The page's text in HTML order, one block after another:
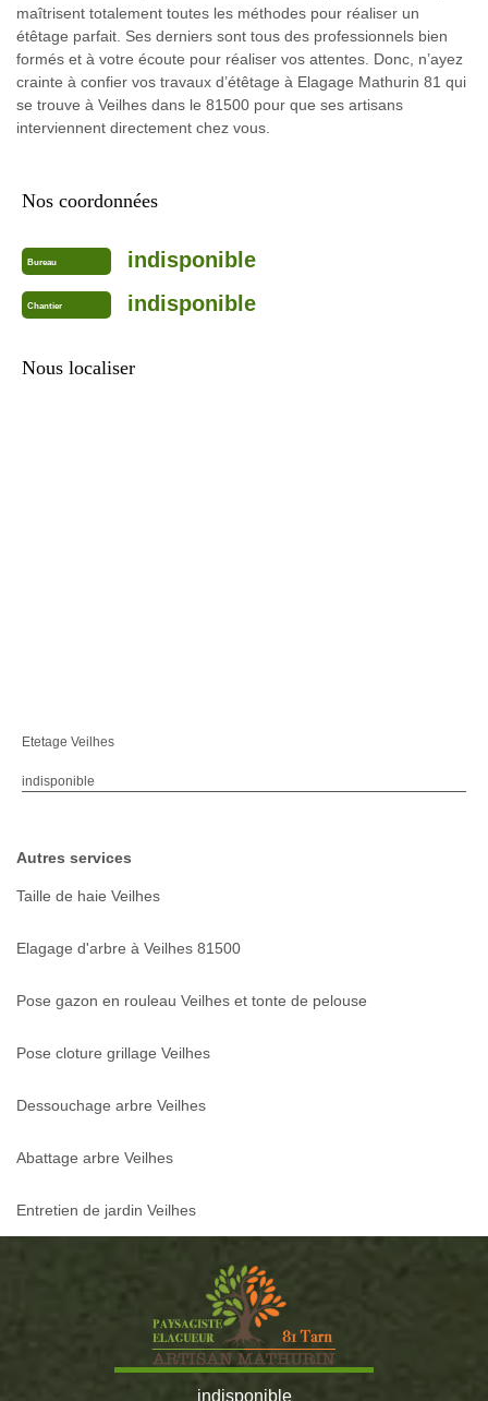
maîtrisent totalement toutes les méthodes pour réaliser un
étêtage parfait. Ses derniers sont tous des professionnels bien
formés et à votre écoute pour réaliser vos attentes. Donc, n’ayez
crainte à confier vos travaux d’étêtage à Elagage Mathurin 81 qui
se trouve à Veilhes dans le 81500 pour que ses artisans
interviennent directement chez vous.
Nos coordonnées
Bureau indisponible
Chantier indisponible
Nous localiser
Etetage Veilhes
indisponible
Autres services
Taille de haie Veilhes
Elagage d'arbre à Veilhes 81500
Pose gazon en rouleau Veilhes et tonte de pelouse
Pose cloture grillage Veilhes
Dessouchage arbre Veilhes
Abattage arbre Veilhes
Entretien de jardin Veilhes
indisponible